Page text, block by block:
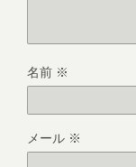
名前 ※
メール ※